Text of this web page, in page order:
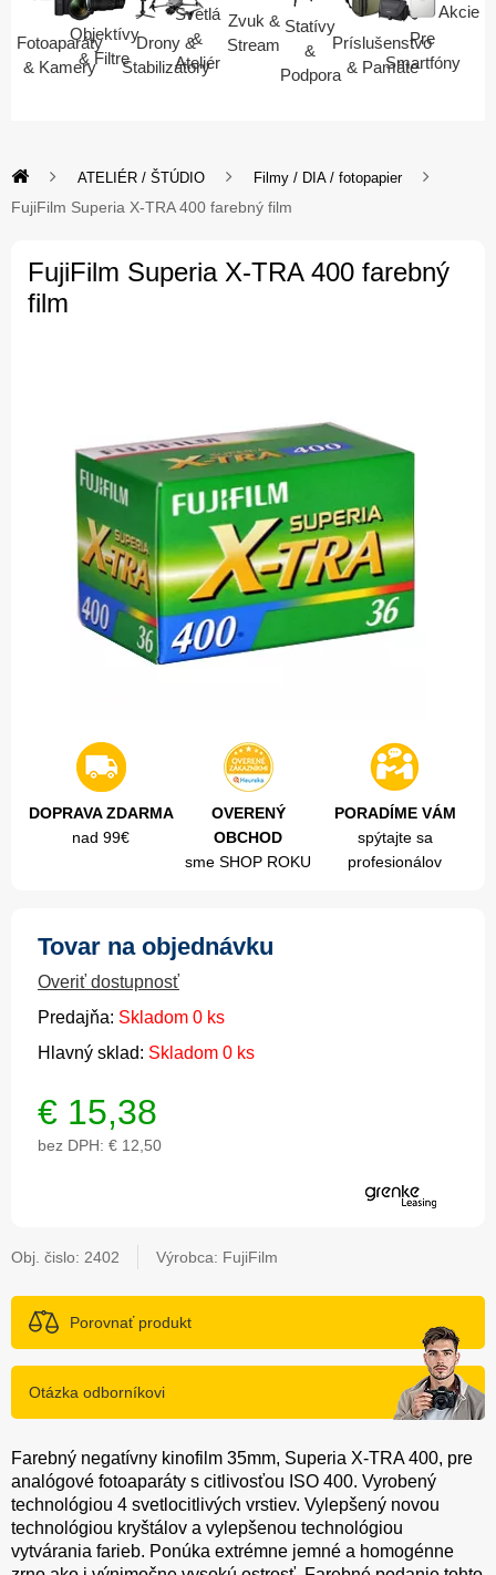
Fotoaparáty
& Kamery
Objektívy
& Filtre
Drony &
Stabilizátory
Svetlá
&
Ateliér
Zvuk &
Stream
Statívy
&
Podpora
Príslušenstvo
& Pamäte
Pre
Smartfóny
Akcie
ATELIÉR / ŠTÚDIO Filmy / DIA / fotopapier
FujiFilm Superia X-TRA 400 farebný film
FujiFilm Superia X-TRA 400 farebný
film
DOPRAVA ZDARMA
nad 99€
OVERENÝ
OBCHOD
sme SHOP ROKU
PORADÍME VÁM
spýtajte sa
profesionálov
Tovar na objednávku
Overiť dostupnosť
Predajňa: Skladom 0 ks
Hlavný sklad: Skladom 0 ks
€ 15,38
bez DPH: € 12,50
Obj. čislo: 2402 Výrobca: FujiFilm
Porovnať produkt
Otázka odborníkovi
Farebný negatívny kinofilm 35mm, Superia X-TRA 400, pre
analógové fotoaparáty s citlivosťou ISO 400. Vyrobený
technológiou 4 svetlocitlivých vrstiev. Vylepšený novou
technológiou kryštálov a vylepšenou technológiou
vytvárania farieb. Ponúka extrémne jemné a homogénne